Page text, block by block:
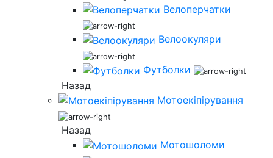
Велоперчатки
Велоокуляри
Футболки
Назад
Мотоекіпірування
Назад
Мотошоломи